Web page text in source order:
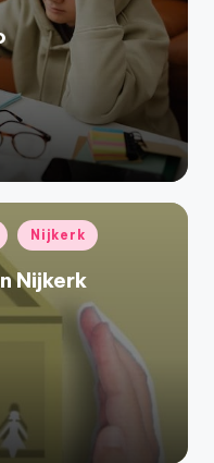
Nijkerk
Nijkerk